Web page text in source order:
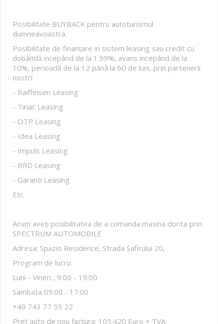
Posibilitate BUYBACK pentru autoturismul
dumneavoastra.
Posibilitate de finanțare in sistem leasing sau credit cu
dobândă incepând de la 1.99%, avans incepând de la
10%, perioadă de la 12 până la 60 de luni, prin partenerii
nostri:
- Raiffeisen Leasing
- Tiriac Leasing
- OTP Leasing
- Idea Leasing
- Impuls Leasing
- BRD Leasing
- Garanti Leasing
Etc.
Acum aveți posibilitatea de a comanda masina dorita prin
SPECTRUM AUTOMOBILE
Adresa: Spazio Residence, Strada Safirului 20,
Program de lucru:
Luni - Vineri , 9:00 - 19:00
Sambata 09:00 - 17:00
+40 743 77 55 22
Pret auto de nou factura: 105.420 Euro + TVA